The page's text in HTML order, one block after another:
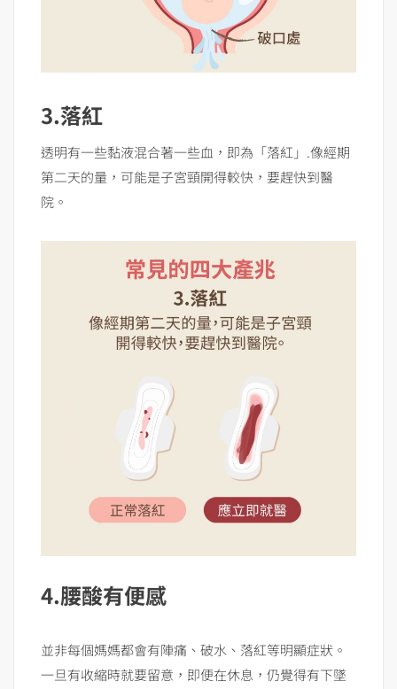
3.落紅
透明有一些黏液混合著一些血，即為「落紅」.像經期
第二天的量，可能是子宮頸開得較快，要趕快到醫
院。
4.腰酸有便感
並非每個媽媽都會有陣痛、破水、落紅等明顯症狀。
一旦有收縮時就要留意，即便在休息，仍覺得有下墜